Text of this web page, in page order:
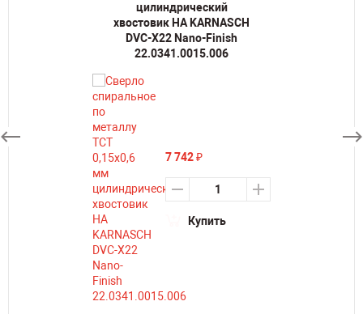
цилиндрический
хвостовик HA KARNASCH
DVC-X22 Nano-Finish
22.0341.0015.006
7 742₽
Купить